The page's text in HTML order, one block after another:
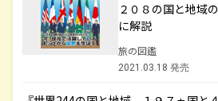
２０８の国と地域
に解説
旅の図鑑
2021.03.18 発売